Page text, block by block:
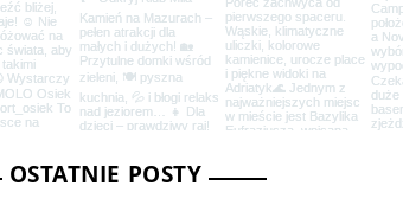
OSTATNIE POSTY